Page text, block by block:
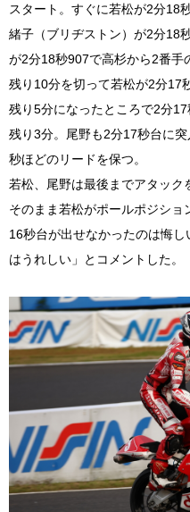
スタート。すぐに若松が2分18
緒子（ブリヂストン）が2分18
が2分18秒907で高杉から2番手
残り10分を切って若松が2分17
残り5分になったところで2分17
残り3分。尾野も2分17秒台に
秒ほどのリードを保つ。
若松、尾野は最後までアタック
そのまま若松がポールポジシ
16秒台が出せなかったのは悔
はうれしい」とコメントした。